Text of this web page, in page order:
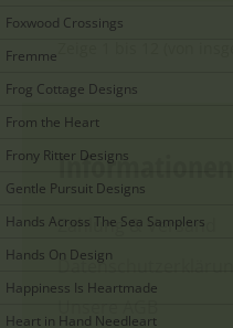
Foxwood Crossings
Fremme
Frog Cottage Designs
From the Heart
Frony Ritter Designs
Gentle Pursuit Designs
Hands Across The Sea Samplers
Hands On Design
Happiness Is Heartmade
Heart in Hand Needleart
Informationen
Zahlung & Versand
Datenschutzerklärung